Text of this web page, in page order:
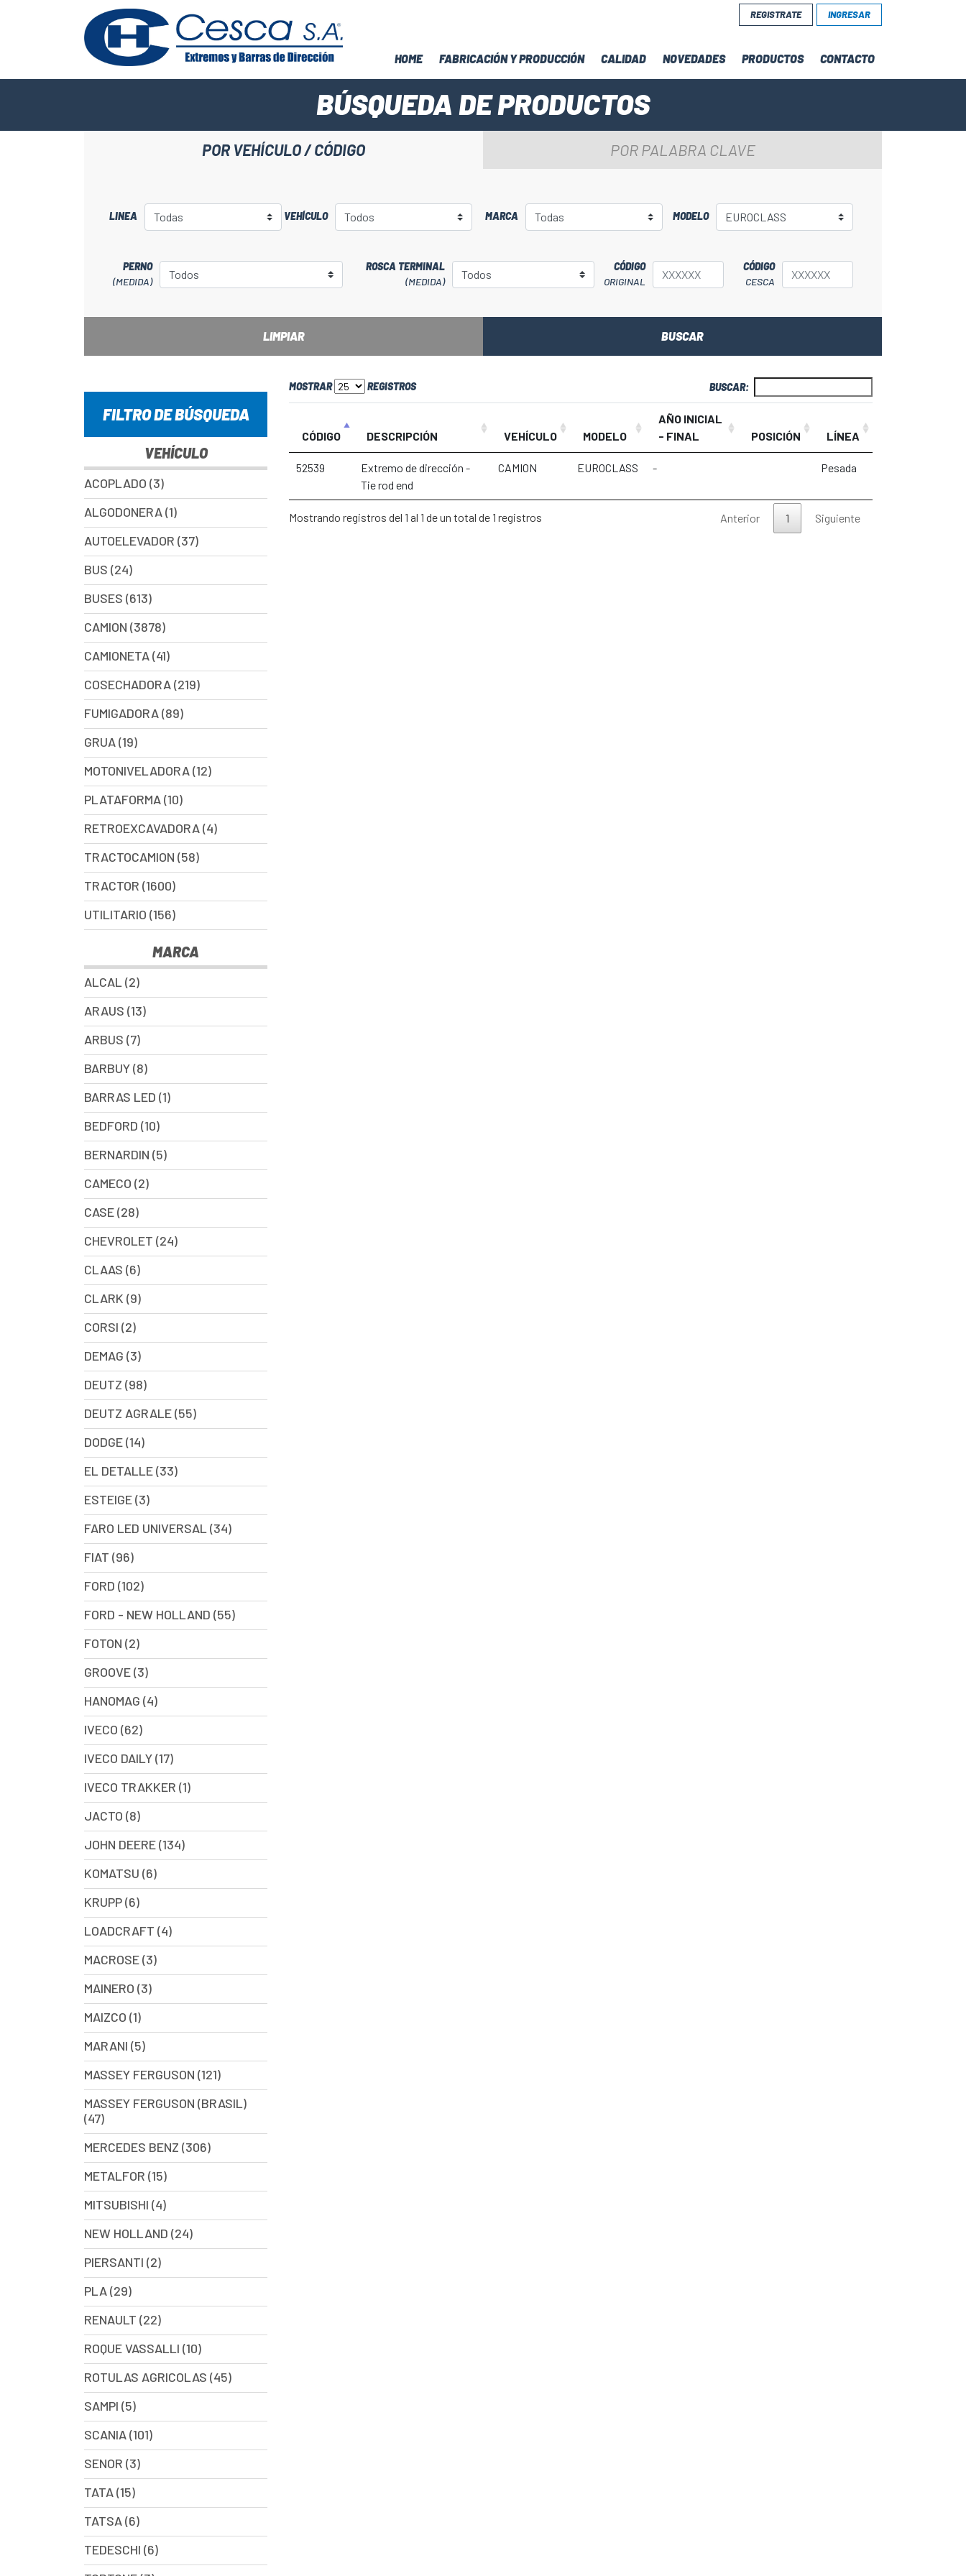
REGISTRATE INGRESAR
HOME FABRICACIÓN Y PRODUCCIÓN CALIDAD NOVEDADES PRODUCTOS CONTACTO
BÚSQUEDA DE PRODUCTOS
POR VEHÍCULO / CÓDIGO POR PALABRA CLAVE
LINEA VEHÍCULO MARCA MODELO
PERNO
(MEDIDA)
ROSCA TERMINAL
(MEDIDA)
CÓDIGO
ORIGINAL
CÓDIGO
CESCA
LIMPIAR BUSCAR
FILTRO DE BÚSQUEDA
VEHÍCULO
ACOPLADO (3)
ALGODONERA (1)
AUTOELEVADOR (37)
BUS (24)
BUSES (613)
CAMION (3878)
CAMIONETA (41)
COSECHADORA (219)
FUMIGADORA (89)
GRUA (19)
MOTONIVELADORA (12)
PLATAFORMA (10)
RETROEXCAVADORA (4)
TRACTOCAMION (58)
TRACTOR (1600)
UTILITARIO (156)
MARCA
ALCAL (2)
ARAUS (13)
ARBUS (7)
BARBUY (8)
BARRAS LED (1)
BEDFORD (10)
BERNARDIN (5)
CAMECO (2)
CASE (28)
CHEVROLET (24)
CLAAS (6)
CLARK (9)
CORSI (2)
DEMAG (3)
DEUTZ (98)
DEUTZ AGRALE (55)
DODGE (14)
EL DETALLE (33)
ESTEIGE (3)
FARO LED UNIVERSAL (34)
FIAT (96)
FORD (102)
FORD - NEW HOLLAND (55)
FOTON (2)
GROOVE (3)
HANOMAG (4)
IVECO (62)
IVECO DAILY (17)
IVECO TRAKKER (1)
JACTO (8)
JOHN DEERE (134)
KOMATSU (6)
KRUPP (6)
LOADCRAFT (4)
MACROSE (3)
MAINERO (3)
MAIZCO (1)
MARANI (5)
MASSEY FERGUSON (121)
MASSEY FERGUSON (BRASIL)
(47)
MERCEDES BENZ (306)
METALFOR (15)
MITSUBISHI (4)
NEW HOLLAND (24)
PIERSANTI (2)
PLA (29)
RENAULT (22)
ROQUE VASSALLI (10)
ROTULAS AGRICOLAS (45)
SAMPI (5)
SCANIA (101)
SENOR (3)
TATA (15)
TATSA (6)
TEDESCHI (6)
MOSTRAR REGISTROS BUSCAR:
CÓDIGO DESCRIPCIÓN VEHÍCULO MODELO
AÑO INICIAL
- FINAL
POSICIÓN LÍNEA
52539
Extremo de dirección -
Tie rod end
CAMION EUROCLASS - Pesada
Mostrando registros del 1 al 1 de un total de 1 registros Anterior 1 Siguiente